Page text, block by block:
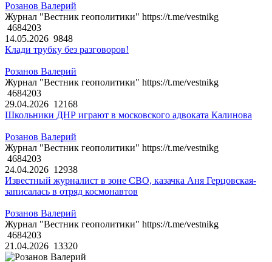
Розанов Валерий
Журнал "Вестник геополитики" https://t.me/vestnikg
4684203
14.05.2026 9848
Клади трубку без разговоров!
Розанов Валерий
Журнал "Вестник геополитики" https://t.me/vestnikg
4684203
29.04.2026 12168
Школьники ДНР играют в московского адвоката Калинова
Розанов Валерий
Журнал "Вестник геополитики" https://t.me/vestnikg
4684203
24.04.2026 12938
Известный журналист в зоне СВО, казачка Аня Герцовская-
записалась в отряд космонавтов
Розанов Валерий
Журнал "Вестник геополитики" https://t.me/vestnikg
4684203
21.04.2026 13320